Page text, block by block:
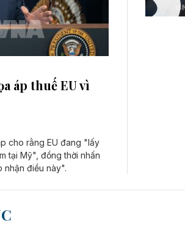
áp thuế EU vì
cho rằng EU đang "lấy
tại Mỹ", đồng thời nhấn
nhận điều này".